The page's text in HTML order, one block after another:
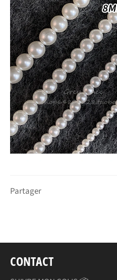
Partager
CONTACT